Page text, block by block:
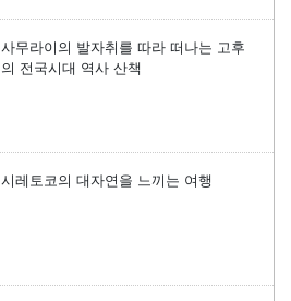
사무라이의 발자취를 따라 떠나는 고후
의 전국시대 역사 산책
시레토코의 대자연을 느끼는 여행